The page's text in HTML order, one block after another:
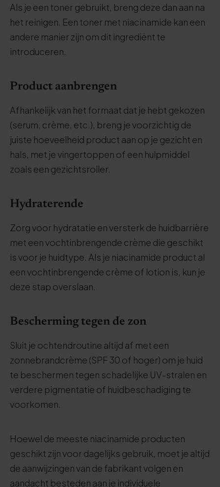
Als je een toner gebruikt, breng deze dan aan na
het reinigen. Een toner met niacinamide kan een
andere manier zijn om dit ingrediënt te
introduceren.
Product aanbrengen
Afhankelijk van het formaat dat je hebt gekozen
(serum, crème, etc.), breng je voorzichtig de
juiste hoeveelheid product aan op je gezicht en
hals, met je vingertoppen of een hulpmiddel
zoals een gezichtsroller.
Hydraterende
Zorg voor hydratatie en versterk de huidbarrière
met een vochtinbrengende crème die geschikt
is voor je huidtype. Als je niacinamide product al
een vochtinbrengende crème of lotion is, kun je
deze stap overslaan.
Bescherming tegen de zon
Sluit je ochtendroutine altijd af met een
zonnebrandcrème (SPF 30 of hoger) om je huid
te beschermen tegen schadelijke UV-stralen en
verdere pigmentatie of huidbeschadiging te
voorkomen.
Hoewel de meeste niacinamide producten
geschikt zijn voor dagelijks gebruik, moet je altijd
de aanwijzingen van de fabrikant volgen en
aandacht besteden aan je individuele